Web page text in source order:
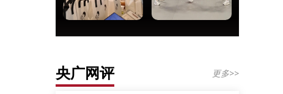
央广网评 更多>>